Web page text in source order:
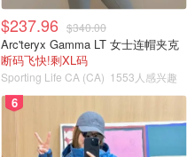
$237.96 $340.00
Arc'teryx Gamma LT 女士连帽夹克
断码飞快!剩XL码
Sporting Life CA (CA) 1553人感兴趣
6